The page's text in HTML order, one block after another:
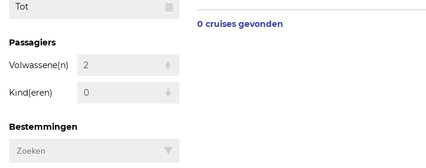
Tot
Passagiers
Volwassene(n) 2
Kind(eren) 0
Bestemmingen
0 cruises gevonden